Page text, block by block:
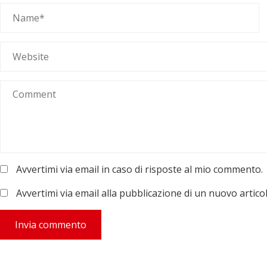
Avvertimi via email in caso di risposte al mio commento.
Avvertimi via email alla pubblicazione di un nuovo